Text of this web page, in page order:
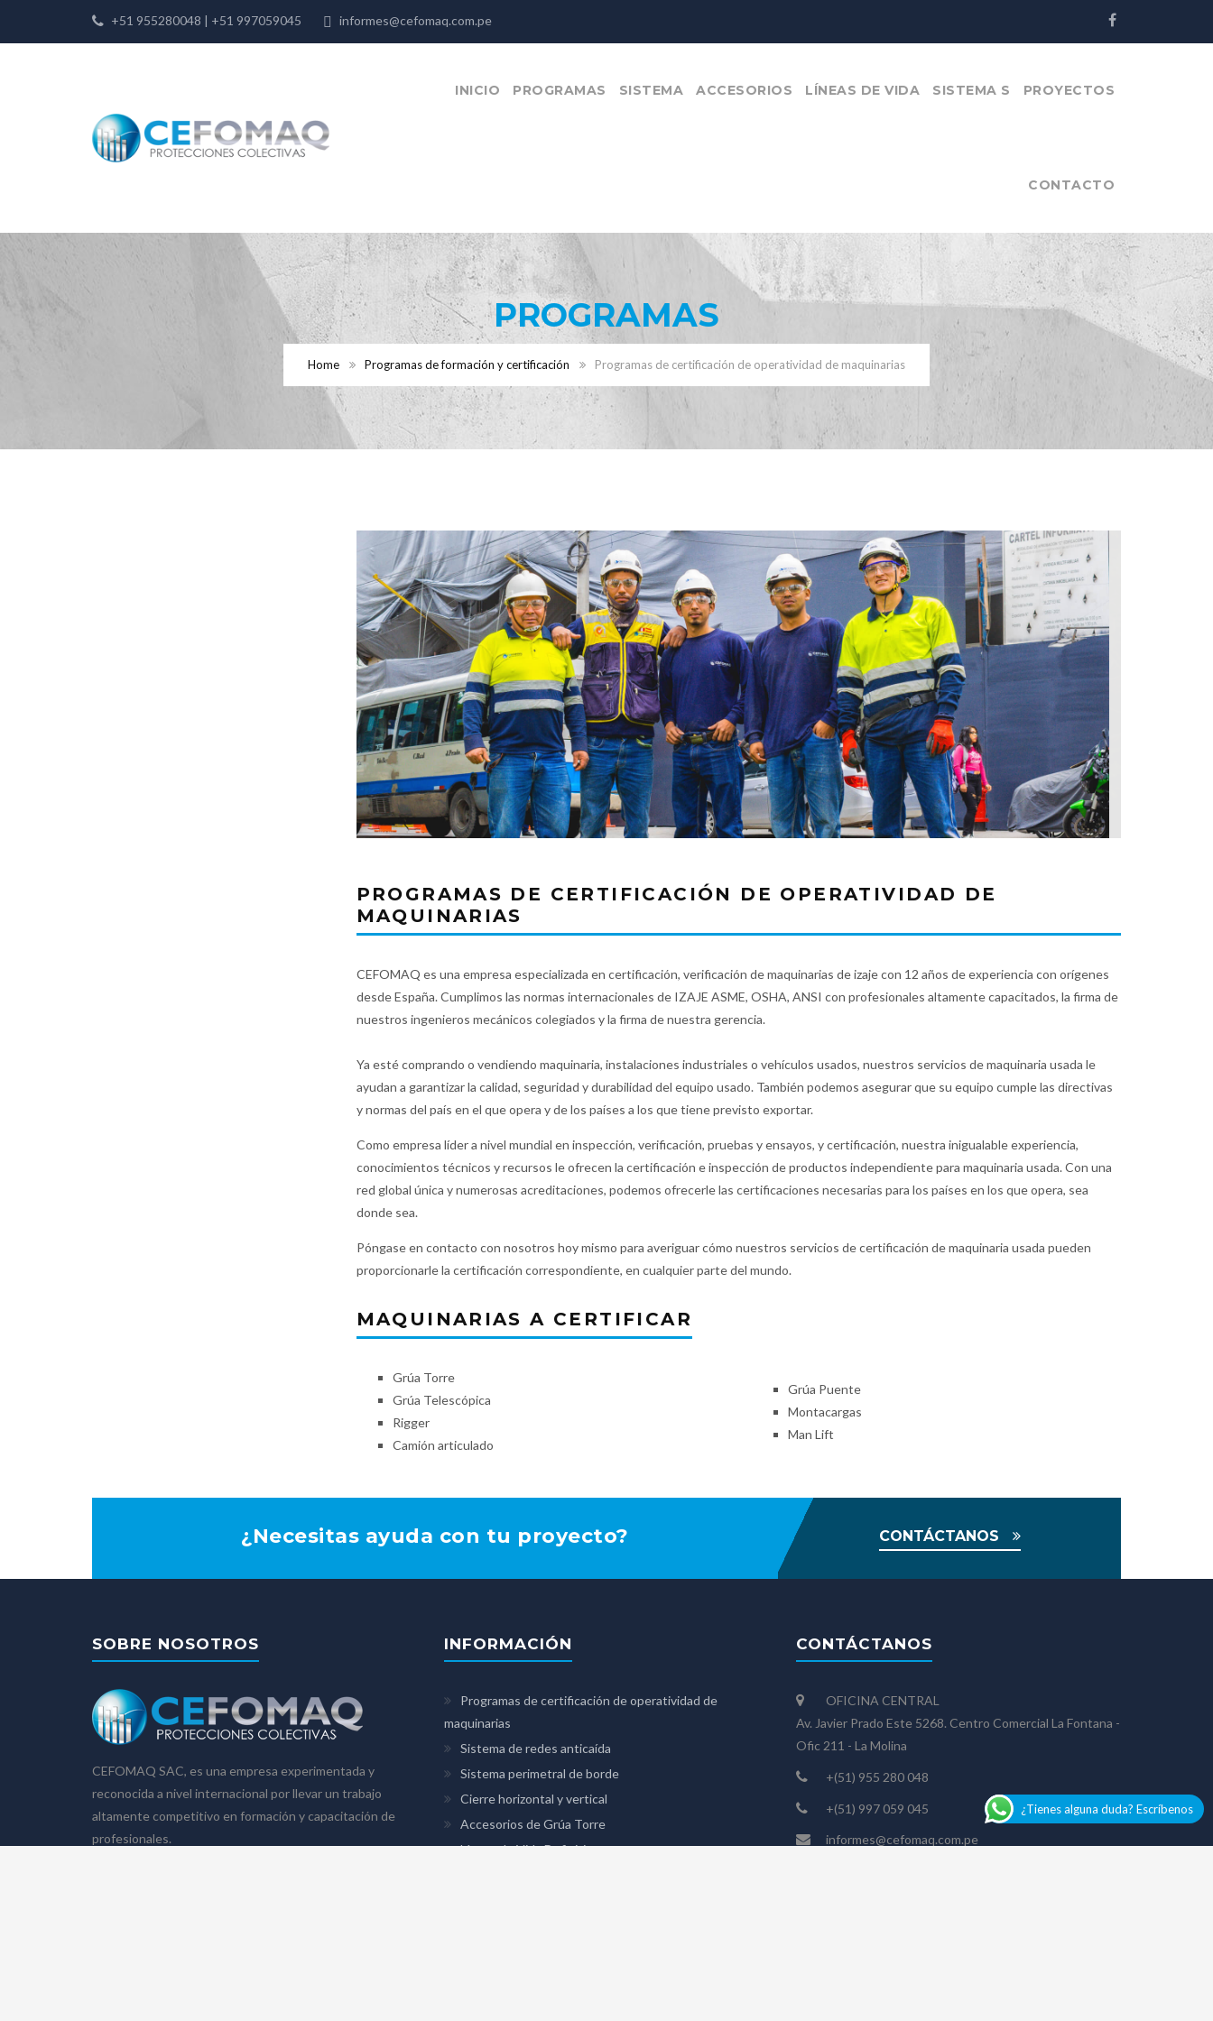
+51 955280048 | +51 997059045 informes@cefomaq.com.pe
INICIO PROGRAMAS SISTEMA ACCESORIOS LÍNEAS DE VIDA SISTEMA S PROYECTOS
CONTACTO
PROGRAMAS
Home Programas de formación y certificación Programas de certificación de operatividad de maquinarias
PROGRAMAS DE CERTIFICACIÓN DE OPERATIVIDAD DE
MAQUINARIAS
CEFOMAQ es una empresa especializada en certificación, verificación de maquinarias de izaje con 12 años de experiencia con orígenes
desde España. Cumplimos las normas internacionales de IZAJE ASME, OSHA, ANSI con profesionales altamente capacitados, la firma de
nuestros ingenieros mecánicos colegiados y la firma de nuestra gerencia.
Ya esté comprando o vendiendo maquinaria, instalaciones industriales o vehículos usados, nuestros servicios de maquinaria usada le
ayudan a garantizar la calidad, seguridad y durabilidad del equipo usado. También podemos asegurar que su equipo cumple las directivas
y normas del país en el que opera y de los países a los que tiene previsto exportar.
Como empresa líder a nivel mundial en inspección, verificación, pruebas y ensayos, y certificación, nuestra inigualable experiencia,
conocimientos técnicos y recursos le ofrecen la certificación e inspección de productos independiente para maquinaria usada. Con una
red global única y numerosas acreditaciones, podemos ofrecerle las certificaciones necesarias para los países en los que opera, sea
donde sea.
Póngase en contacto con nosotros hoy mismo para averiguar cómo nuestros servicios de certificación de maquinaria usada pueden
proporcionarle la certificación correspondiente, en cualquier parte del mundo.
MAQUINARIAS A CERTIFICAR
Grúa Torre
Grúa Telescópica
Rigger
Camión articulado
Grúa Puente
Montacargas
Man Lift
¿Necesitas ayuda con tu proyecto? CONTÁCTANOS
SOBRE NOSOTROS
CEFOMAQ SAC, es una empresa experimentada y
reconocida a nivel internacional por llevar un trabajo
altamente competitivo en formación y capacitación de
profesionales.
INFORMACIÓN
Programas de certificación de operatividad de
maquinarias
Sistema de redes anticaída
Sistema perimetral de borde
Cierre horizontal y vertical
Accesorios de Grúa Torre
Líneas de Vida Definitivas
CONTÁCTANOS
OFICINA CENTRAL
Av. Javier Prado Este 5268. Centro Comercial La Fontana -
Ofic 211 - La Molina
+(51) 955 280 048
+(51) 997 059 045
informes@cefomaq.com.pe
¿Tienes alguna duda? Escríbenos